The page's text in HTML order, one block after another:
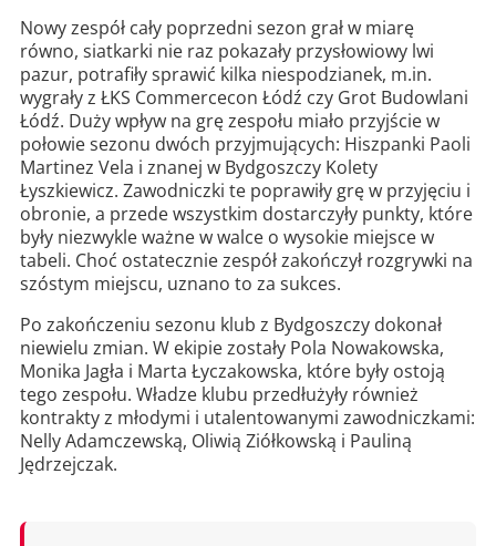
Nowy zespół cały poprzedni sezon grał w miarę
równo, siatkarki nie raz pokazały przysłowiowy lwi
pazur, potrafiły sprawić kilka niespodzianek, m.in.
wygrały z ŁKS Commercecon Łódź czy Grot Budowlani
Łódź. Duży wpływ na grę zespołu miało przyjście w
połowie sezonu dwóch przyjmujących: Hiszpanki Paoli
Martinez Vela i znanej w Bydgoszczy Kolety
Łyszkiewicz. Zawodniczki te poprawiły grę w przyjęciu i
obronie, a przede wszystkim dostarczyły punkty, które
były niezwykle ważne w walce o wysokie miejsce w
tabeli. Choć ostatecznie zespół zakończył rozgrywki na
szóstym miejscu, uznano to za sukces.
Po zakończeniu sezonu klub z Bydgoszczy dokonał
niewielu zmian. W ekipie zostały Pola Nowakowska,
Monika Jagła i Marta Łyczakowska, które były ostoją
tego zespołu. Władze klubu przedłużyły również
kontrakty z młodymi i utalentowanymi zawodniczkami:
Nelly Adamczewską, Oliwią Ziółkowską i Pauliną
Jędrzejczak.